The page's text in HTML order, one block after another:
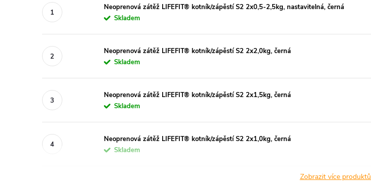
Neoprenová zátěž LIFEFIT® kotník/zápěstí S2 2x0,5-2,5kg, nastavitelná, černá
Skladem
Neoprenová zátěž LIFEFIT® kotník/zápěstí S2 2x2,0kg, černá
Skladem
Neoprenová zátěž LIFEFIT® kotník/zápěstí S2 2x1,5kg, černá
Skladem
Neoprenová zátěž LIFEFIT® kotník/zápěstí S2 2x1,0kg, černá
Skladem
Zobrazit více produktů